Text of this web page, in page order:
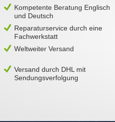
Kompetente Beratung Englisch
und Deutsch
Reparaturservice durch eine
Fachwerkstatt
Weltweiter Versand
Versand durch DHL mit
Sendungsverfolgung